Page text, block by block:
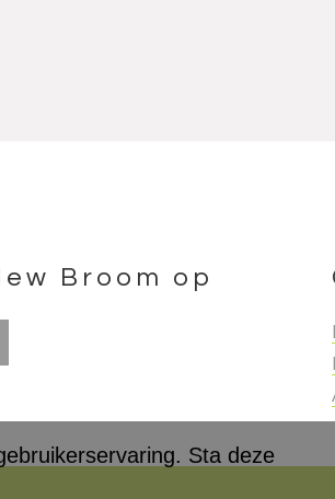
Broom op
Sta deze